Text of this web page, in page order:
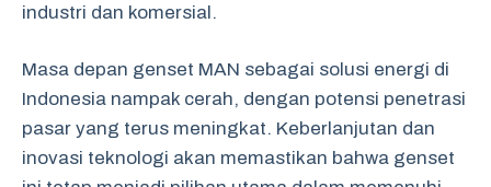
industri dan komersial.
Masa depan genset MAN sebagai solusi energi di
Indonesia nampak cerah, dengan potensi penetrasi
pasar yang terus meningkat. Keberlanjutan dan
inovasi teknologi akan memastikan bahwa genset